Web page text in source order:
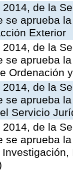
de la
se aprueba
Exterior
de la
se aprueba
Ordenación
de la
se aprueba
Servicio
de la
se aprueba